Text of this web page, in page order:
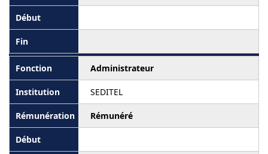
Administrateur
SEDITEL
Rémunéré